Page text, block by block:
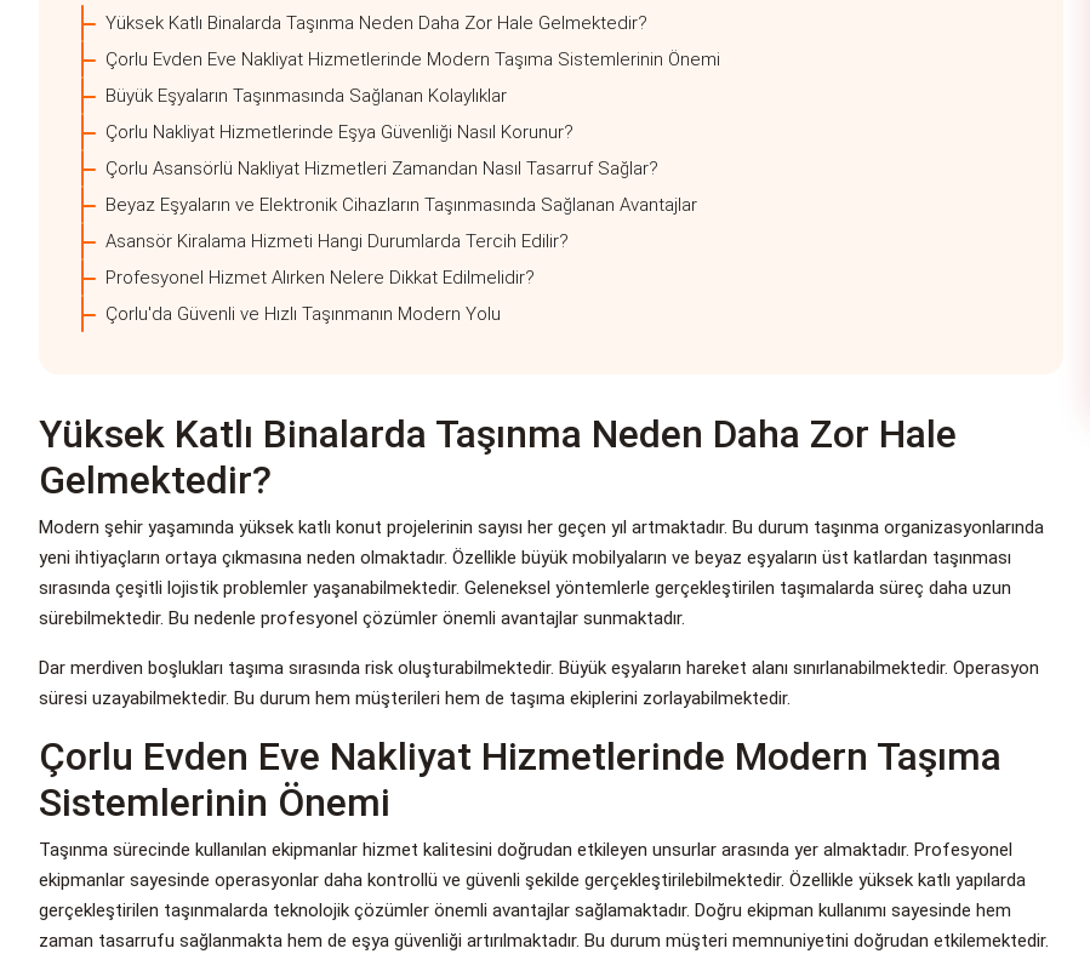
Yüksek Katlı Binalarda Taşınma Neden Daha Zor Hale Gelmektedir?
Çorlu Evden Eve Nakliyat Hizmetlerinde Modern Taşıma Sistemlerinin Önemi
Büyük Eşyaların Taşınmasında Sağlanan Kolaylıklar
Çorlu Nakliyat Hizmetlerinde Eşya Güvenliği Nasıl Korunur?
Çorlu Asansörlü Nakliyat Hizmetleri Zamandan Nasıl Tasarruf Sağlar?
Beyaz Eşyaların ve Elektronik Cihazların Taşınmasında Sağlanan Avantajlar
Asansör Kiralama Hizmeti Hangi Durumlarda Tercih Edilir?
Profesyonel Hizmet Alırken Nelere Dikkat Edilmelidir?
Çorlu'da Güvenli ve Hızlı Taşınmanın Modern Yolu
Yüksek Katlı Binalarda Taşınma Neden Daha Zor Hale
Gelmektedir?
Modern şehir yaşamında yüksek katlı konut projelerinin sayısı her geçen yıl artmaktadır. Bu durum taşınma organizasyonlarında
yeni ihtiyaçların ortaya çıkmasına neden olmaktadır. Özellikle büyük mobilyaların ve beyaz eşyaların üst katlardan taşınması
sırasında çeşitli lojistik problemler yaşanabilmektedir. Geleneksel yöntemlerle gerçekleştirilen taşımalarda süreç daha uzun
sürebilmektedir. Bu nedenle profesyonel çözümler önemli avantajlar sunmaktadır.
Dar merdiven boşlukları taşıma sırasında risk oluşturabilmektedir. Büyük eşyaların hareket alanı sınırlanabilmektedir. Operasyon
süresi uzayabilmektedir. Bu durum hem müşterileri hem de taşıma ekiplerini zorlayabilmektedir.
Çorlu Evden Eve Nakliyat Hizmetlerinde Modern Taşıma
Sistemlerinin Önemi
Taşınma sürecinde kullanılan ekipmanlar hizmet kalitesini doğrudan etkileyen unsurlar arasında yer almaktadır. Profesyonel
ekipmanlar sayesinde operasyonlar daha kontrollü ve güvenli şekilde gerçekleştirilebilmektedir. Özellikle yüksek katlı yapılarda
gerçekleştirilen taşınmalarda teknolojik çözümler önemli avantajlar sağlamaktadır. Doğru ekipman kullanımı sayesinde hem
zaman tasarrufu sağlanmakta hem de eşya güvenliği artırılmaktadır. Bu durum müşteri memnuniyetini doğrudan etkilemektedir.